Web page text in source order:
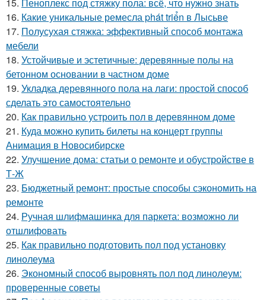
16. Какие уникальные ремесла phát triển в Лысьве
17. Полусухая стяжка: эффективный способ монтажа
мебели
18. Устойчивые и эстетичные: деревянные полы на
бетонном основании в частном доме
19. Укладка деревянного пола на лаги: простой способ
сделать это самостоятельно
20. Как правильно устроить пол в деревянном доме
21. Куда можно купить билеты на концерт группы
Анимация в Новосибирске
22. Улучшение дома: статьи о ремонте и обустройстве в
Т-Ж
23. Бюджетный ремонт: простые способы сэкономить на
ремонте
24. Ручная шлифмашинка для паркета: возможно ли
отшлифовать
25. Как правильно подготовить пол под установку
линолеума
26. Экономный способ выровнять пол под линолеум:
проверенные советы